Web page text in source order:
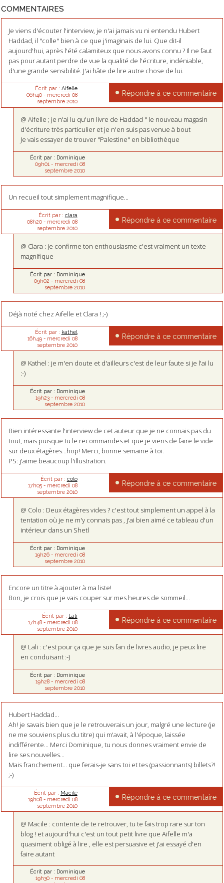
COMMENTAIRES
Je viens d'écouter l'interview, je n'ai jamais vu ni entendu Hubert
Haddad, il "colle" bien à ce que j'imaginais de lui. Que dit-il
aujourd'hui, après l'été calamiteux que nous avons connu ? Il ne faut
pas pour autant perdre de vue la qualité de l'écriture, indéniable,
d'une grande sensibilité. J'ai hâte de lire autre chose de lui.
Écrit par : Aifelle
06h40- mercredi 08
septembre 2010
Répondre à ce commentaire
@ Aifelle ; je n'ai lu qu'un livre de Haddad " le nouveau magasin
d'écriture très particulier et je n'en suis pas venue à bout
Je vais essayer de trouver "Palestine" en bibliothèque
Écrit par : Dominique
09h01 - mercredi 08
septembre 2010
Un recueil tout simplement magnifique...
Écrit par : clara
08h20- mercredi 08
septembre 2010
Répondre à ce commentaire
@ Clara : je confirme ton enthousiasme c'est vraiment un texte
magnifique
Écrit par : Dominique
09h02 - mercredi 08
septembre 2010
Déjà noté chez Aifelle et Clara ! ;-)
Écrit par : kathel
16h49- mercredi 08
septembre 2010
Répondre à ce commentaire
@ Kathel : je m'en doute et d'ailleurs c'est de leur faute si je l'ai lu
:-)
Écrit par : Dominique
19h23- mercredi 08
septembre 2010
Bien intéressante l'interview de cet auteur que je ne connais pas du
tout, mais puisque tu le recommandes et que je viens de faire le vide
sur deux étagères...hop! Merci, bonne semaine à toi.
PS: j'aime beaucoup l'illustration.
Écrit par : colo
17h05- mercredi 08
septembre 2010
Répondre à ce commentaire
@ Colo : Deux étagères vides ? c'est tout simplement un appel à la
tentation où je ne m'y connais pas , j'ai bien aimé ce tableau d'un
intérieur dans un Shetl
Écrit par : Dominique
19h26- mercredi 08
septembre 2010
Encore un titre à ajouter à ma liste!
Bon, je crois que je vais couper sur mes heures de sommeil...
Écrit par : Lali
17h48- mercredi 08
septembre 2010
Répondre à ce commentaire
@ Lali : c'est pour ça que je suis fan de livres audio, je peux lire
en conduisant :-)
Écrit par : Dominique
19h28- mercredi 08
septembre 2010
Hubert Haddad...
Ah! je savais bien que je le retrouverais un jour, malgré une lecture (je
ne me souviens plus du titre) qui m'avait, à l'époque, laissée
indifférente... Merci Dominique, tu nous donnes vraiment envie de
lire ses nouvelles...
Mais franchement... que ferais-je sans toi et tes (passionnants) billets?!
;-)
Écrit par : Macile
19h08- mercredi 08
septembre 2010
Répondre à ce commentaire
@ Macile : contente de te retrouver, tu te fais trop rare sur ton
blog ! et aujourd'hui c'est un tout petit livre que Aifelle m'a
quasiment obligé à lire , elle est persuasive et j'ai essayé d'en
faire autant
Écrit par : Dominique
19h30- mercredi 08